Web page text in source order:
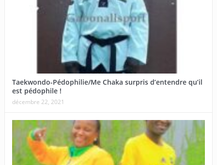
Taekwondo-Pédophilie/Me Chaka surpris d’entendre qu’il
est pédophile !
décembre 22, 2021